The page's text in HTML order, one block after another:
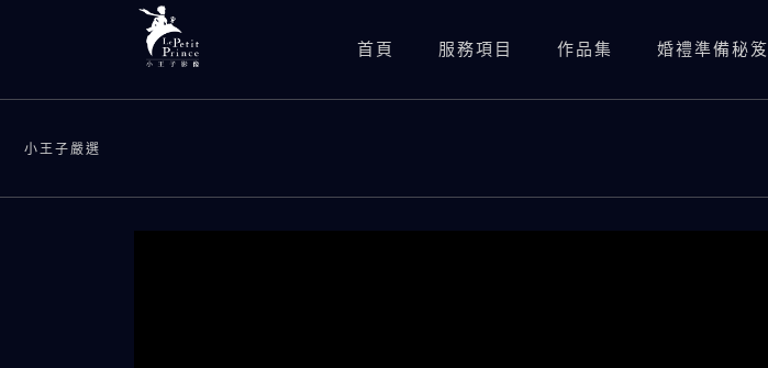
首頁 服務項目 作品集
婚禮錄影(總監三機)
婚禮錄影(資深雙機)
婚禮準備秘笈
小王子嚴選